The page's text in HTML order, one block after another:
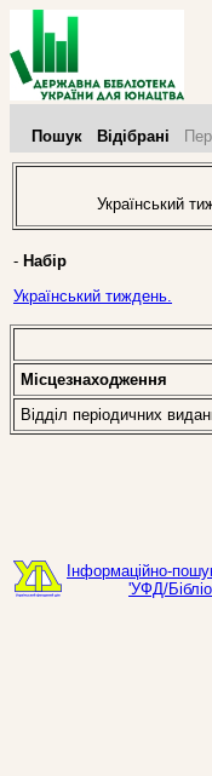
Пошук Відібрані
Український
- Набір
Український тиждень.
Місцезнаходження
Відділ періодичних
Інформаційно-
'УФД/